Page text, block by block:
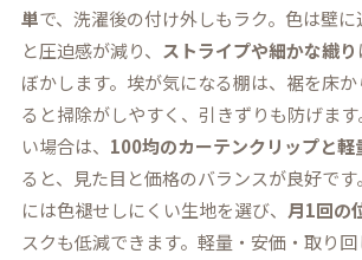
単で、洗濯後の付け外しもラク。色は壁
と圧迫感が減り、 ストライプや細かな織り
ぼかします。埃が気になる棚は、裾を床
ると掃除がしやすく、引きずりも防げま
い場合は、 100均のカーテンクリップと軽
ると、見た目と価格のバランスが良好で
には色褪せしにくい生地を選び、 月1回の
スクも低減できます。軽量・安価・取り